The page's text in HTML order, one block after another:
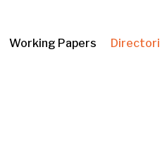
Working Papers Directori